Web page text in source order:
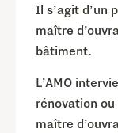
Il s’agit d’un
maître
bâtiment.
L’AMO
rénovation
maître